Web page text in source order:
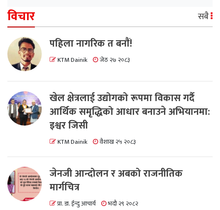
विचार सबै
पहिला नागरिक त बनाैं!
KTM Dainik जेठ २७ २०८३
खेल क्षेत्रलाई उद्योगको रूपमा विकास गर्दै
आर्थिक समृद्धिको आधार बनाउने अभियानमा:
इश्वर जिसी
KTM Dainik वैशाख २५ २०८३
जेनजी आन्दोलन र अबको राजनीतिक
मार्गचित्र
प्रा. डा. ईन्दु आचार्य भदौ २९ २०८२